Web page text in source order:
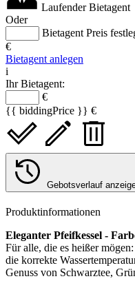
Laufender Bietagent
Oder
Bietagent Preis
€
Bietagent anlegen
i
Ihr Bietagent:
€
{{ biddingPrice }} €
Gebotsverlauf
Produktinformationen
Eleganter Pfeifkessel -
Für alle, die es heißer
die korrekte
Genuss von Schwarztee,